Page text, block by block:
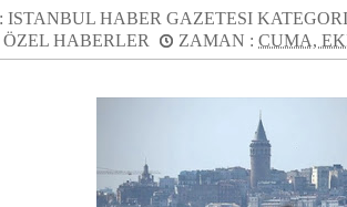
ISTANBUL HABER GAZETESI
ÖZEL HABERLER ZAMAN : CUMA,